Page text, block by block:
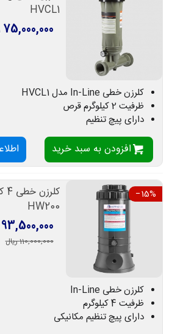
HVCL1
75,000,000 ریال
کلرزن خطی In-Line مدل HVCL1
ظرفیت 2 کیلوگرم قرص
دارای پیچ تنظیم
افزودن به سبد خرید
‎−15%
HW200
93,500,000 ریال
110,000,000 ریال
کلرزن خطی In-Line
ظرفیت 4 کیلوگرم
دارای پیچ تنظیم مکانیکی